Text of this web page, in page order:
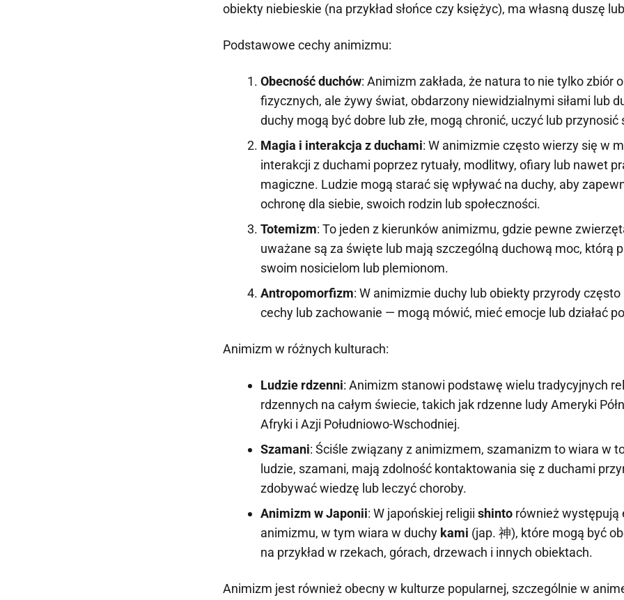
obiekty niebieskie (na przykład słońce czy księżyc), ma własną duszę
Podstawowe cechy animizmu:
Obecność duchów: Animizm zakłada, że natura to nie tylko zbiór
fizycznych, ale żywy świat, obdarzony niewidzialnymi siłami lub
duchy mogą być dobre lub złe, mogą chronić, uczyć lub przynosić
Magia i interakcja z duchami: W animizmie często wierzy się w
interakcji z duchami poprzez rytuały, modlitwy, ofiary lub nawet
magiczne. Ludzie mogą starać się wpływać na duchy, aby
ochronę dla siebie, swoich rodzin lub społeczności.
Totemizm: To jeden z kierunków animizmu, gdzie pewne
uważane są za święte lub mają szczególną duchową moc, którą
swoim nosicielom lub plemionom.
Antropomorfizm: W animizmie duchy lub obiekty przyrody
cechy lub zachowanie — mogą mówić, mieć emocje lub działać
Animizm w różnych kulturach:
Ludzie rdzenni: Animizm stanowi podstawę wielu tradycyjnych
rdzennych na całym świecie, takich jak rdzenne ludy Ameryki
Afryki i Azji Południowo-Wschodniej.
Szamani: Ściśle związany z animizmem, szamanizm to wiara w
ludzie, szamani, mają zdolność kontaktowania się z duchami
zdobywać wiedzę lub leczyć choroby.
Animizm w Japonii: W japońskiej religii shinto również występują
animizmu, w tym wiara w duchy kami (jap. 神), które mogą być
na przykład w rzekach, górach, drzewach i innych obiektach.
Animizm jest również obecny w kulturze popularnej, szczególnie w